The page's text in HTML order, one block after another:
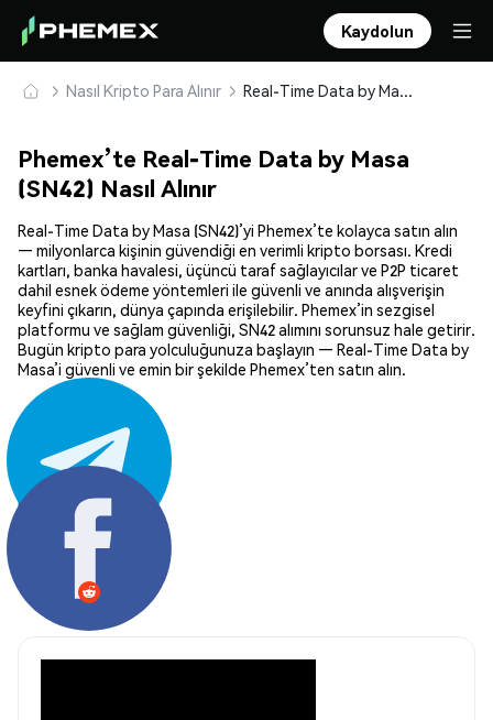
Kaydolun
Nasıl Kripto Para Alınır Real-Time Data by Masa (SN42) Güvenle Satın Alın ve Saklayın
Phemex’te Real-Time Data by Masa
(SN42) Nasıl Alınır
Real-Time Data by Masa (SN42)’yi Phemex’te kolayca satın alın
— milyonlarca kişinin güvendiği en verimli kripto borsası. Kredi
kartları, banka havalesi, üçüncü taraf sağlayıcılar ve P2P ticaret
dahil esnek ödeme yöntemleri ile güvenli ve anında alışverişin
keyfini çıkarın, dünya çapında erişilebilir. Phemex’in sezgisel
platformu ve sağlam güvenliği, SN42 alımını sorunsuz hale getirir.
Bugün kripto para yolculuğunuza başlayın — Real-Time Data by
Masa’i güvenli ve emin bir şekilde Phemex’ten satın alın.
Paylaş: